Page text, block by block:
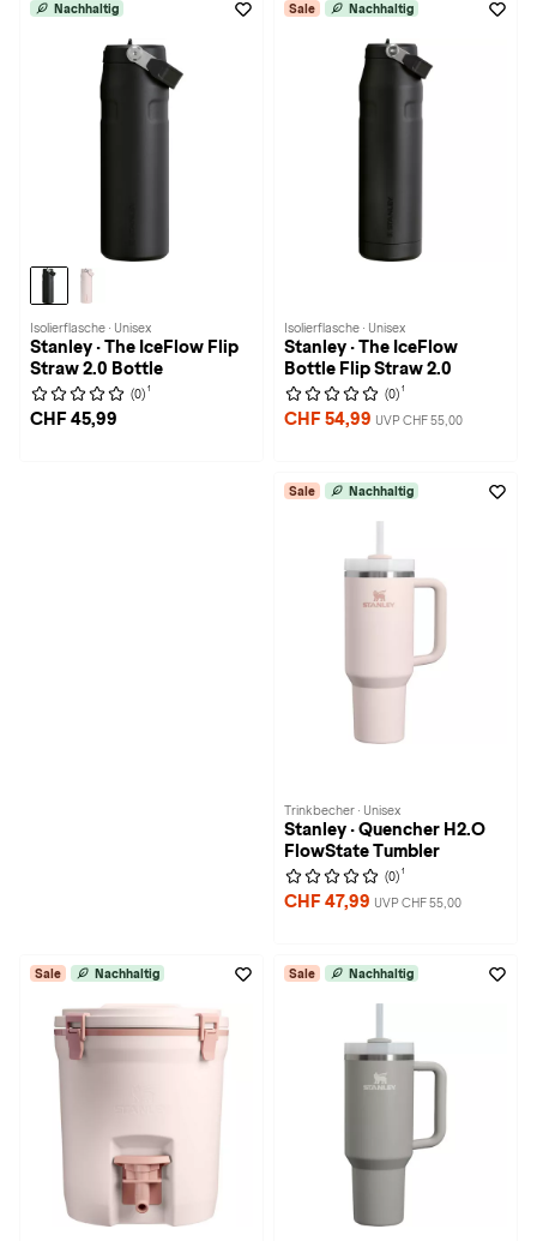
Nachhaltig
Isolierflasche · Unisex
Stanley · The IceFlow Flip
Straw 2.0 Bottle
(0) 1
CHF 45,99
Sale Nachhaltig
Isolierflasche · Unisex
Stanley · The IceFlow
Bottle Flip Straw 2.0
(0) 1
CHF 54,99 UVP CHF 55,00
Sale Nachhaltig
Trinkbecher · Unisex
Stanley · Quencher H2.O
FlowState Tumbler
(0) 1
CHF 47,99 UVP CHF 55,00
Sale Nachhaltig Sale Nachhaltig